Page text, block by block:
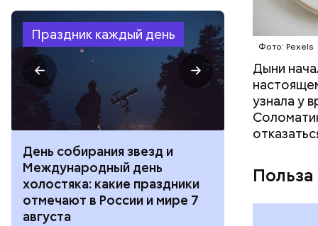
Праздник каждый день
День собирания звезд и
Международный день
холостяка: какие праздники
отмечают в России и мире 7
августа
и
праздники
Фото: Pexels
Дыни
узнала у